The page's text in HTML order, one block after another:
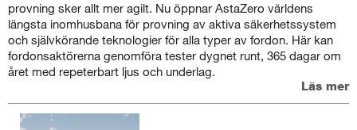
provning sker allt mer agilt. Nu öppnar AstaZero världens
längsta inomhusbana för provning av aktiva säkerhetssystem
och självkörande teknologier för alla typer av fordon. Här kan
fordonsaktörerna genomföra tester dygnet runt, 365 dagar om
året med repeterbart ljus och underlag.
Läs mer